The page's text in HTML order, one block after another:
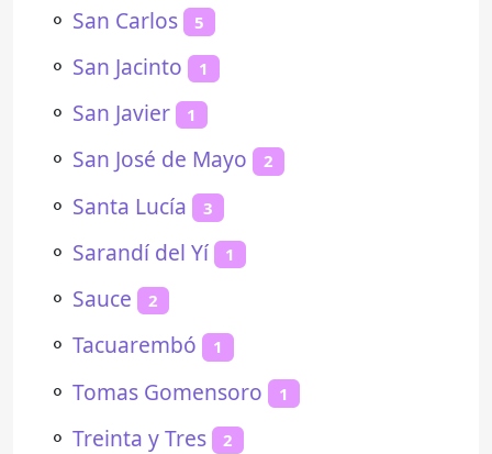
⚬ San Carlos 5
⚬ San Jacinto 1
⚬ San Javier 1
⚬ San José de Mayo 2
⚬ Santa Lucía 3
⚬ Sarandí del Yí 1
⚬ Sauce 2
⚬ Tacuarembó 1
⚬ Tomas Gomensoro 1
⚬ Treinta y Tres 2